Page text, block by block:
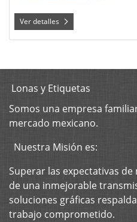
Ver detalles
Lonas y Etiquetas
Somos una empresa
mercado mexicano.
Nuestra Misión es:
Superar las expectativas
de una inmejorable
soluciones gráficas
trabajo comprometido.